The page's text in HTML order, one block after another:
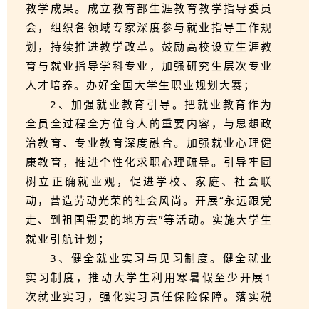
教学成果。成立教育部生涯教育教学指导委员
会，组织各领域专家深度参与就业指导工作规
划，持续推进教学改革。鼓励高校设立生涯教
育与就业指导学科专业，加强研究生层次专业
人才培养。办好全国大学生职业规划大赛；
2、加强就业教育引导。把就业教育作为
全员全过程全方位育人的重要内容，与思想政
治教育、专业教育深度融合。加强就业心理健
康教育，推进个性化求职心理疏导。引导牢固
树立正确就业观，促进学校、家庭、社会联
动，营造劳动光荣的社会风尚。开展“永远跟党
走、到祖国需要的地方去”等活动。实施大学生
就业引航计划；
3、健全就业实习与见习制度。健全就业
实习制度，推动大学生利用寒暑假至少开展1
次就业实习，强化实习责任保险保障。落实税